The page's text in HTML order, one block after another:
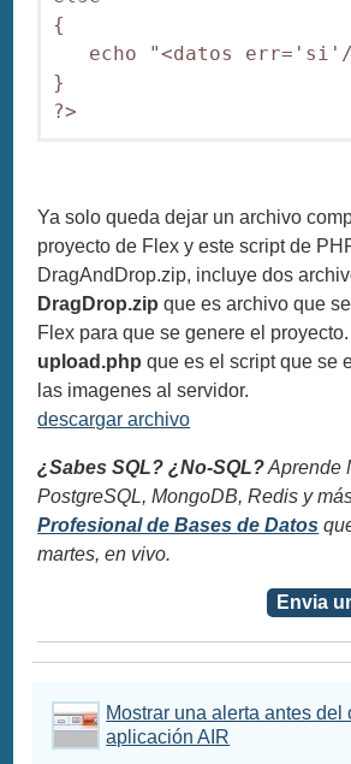
{
echo "<datos
}
?>
Ya solo queda dejar un archivo
proyecto de Flex y este script de
DragAndDrop.zip, incluye dos
DragDrop.zip que es archivo que
Flex para que se genere el proyecto.
upload.php que es el script que se
las imagenes al servidor.
descargar archivo
¿Sabes SQL? ¿No-SQL?Aprende
PostgreSQL, MongoDB, Redis y
Profesional de Bases de Datos
martes, en vivo.
Envia
Mostrar una alerta antes del
aplicación AIR